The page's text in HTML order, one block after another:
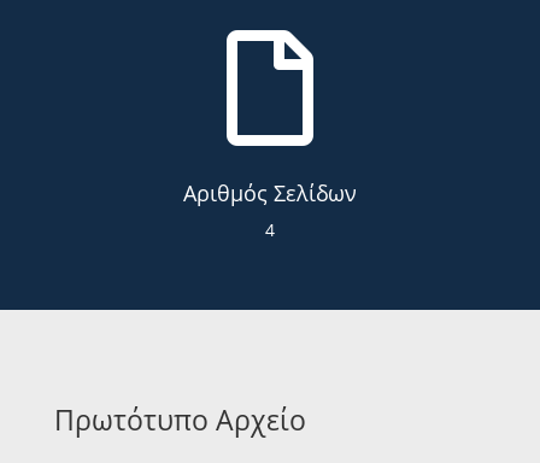

Αριθμός Σελίδων
4
Πρωτότυπο Αρχείο